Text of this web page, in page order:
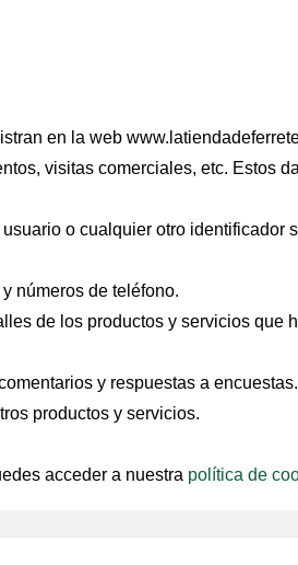
en la web
visitas comerciales, etc. Estos
o cualquier otro identificador
números de teléfono.
de los productos y servicios que
y respuestas a encuestas.
productos y servicios.
acceder a nuestra política de